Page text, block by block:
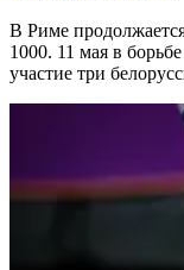
В Риме
1000. 11 мая в
участие три